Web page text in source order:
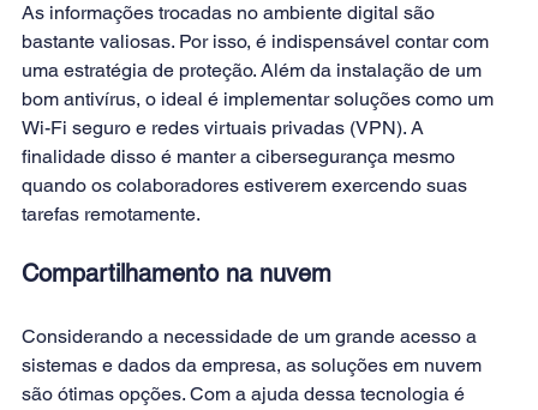
As informações trocadas no ambiente digital são
bastante valiosas. Por isso, é indispensável contar com
uma estratégia de proteção. Além da instalação de um
bom antivírus, o ideal é implementar soluções como um
Wi-Fi seguro e redes virtuais privadas (VPN). A
finalidade disso é manter a cibersegurança mesmo
quando os colaboradores estiverem exercendo suas
tarefas remotamente.
Compartilhamento na nuvem
Considerando a necessidade de um grande acesso a
sistemas e dados da empresa, as soluções em nuvem
são ótimas opções. Com a ajuda dessa tecnologia é